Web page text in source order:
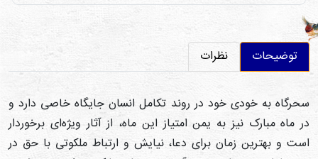
توضیحات نظرات
سحرگاه به خودی خود در روند تکامل انسان جایگاه خاصی دارد و
در ماه مبارک نیز به یمن امتیاز این ماه، از آثار ویژه‌ای برخوردار
است و بهترین زمان برای دعا، نیایش و ارتباط ملکوتی با حق در